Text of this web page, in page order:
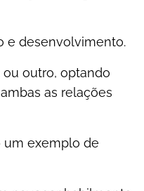
e desenvolvimento.
outro, optando
as relações
um exemplo de